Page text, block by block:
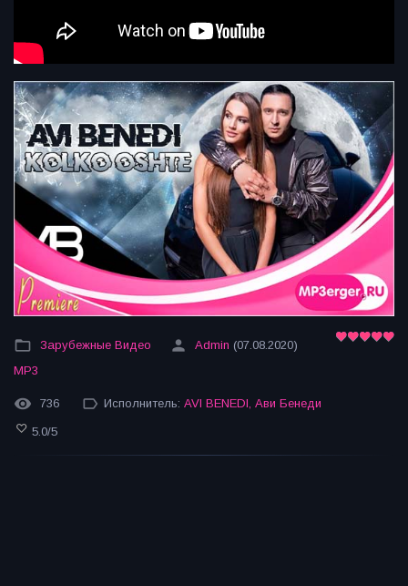
Зарубежные Видео Admin (07.08.2020)
MP3
736 Исполнитель: AVI BENEDI Ави Бенеди
5.0/5